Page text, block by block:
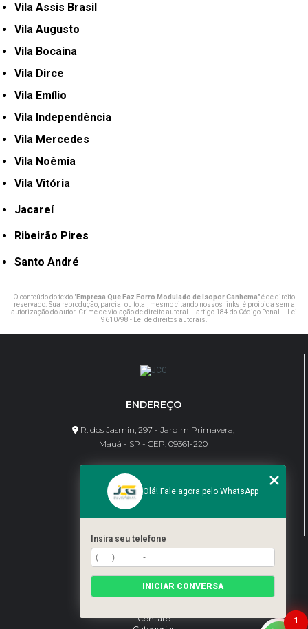
Vila Assis Brasil
Vila Augusto
Vila Bocaina
Vila Dirce
Vila Emílio
Vila Independência
Vila Mercedes
Vila Noêmia
Vila Vitória
Jacareí
Ribeirão Pires
Santo André
O conteúdo do texto "Empresa Que Faz Forro Modulado de Isopor Canhema" é de direito
reservado. Sua reprodução, parcial ou total, mesmo citando nossos links, é proibida sem a
autorização do autor. Crime de violação de direito autoral – artigo 184 do Código Penal – Lei
9610/98 - Lei de direitos autorais.
ENDEREÇO
R. dos Jasmin, 297 - Jardim Primavera,
Mauá - SP - CEP: 09361-220
CONTATO
(11) 95462-8630
bene@jcgdivisorias.com
Home
Sobre Nós
Serviços
Contato
1
Olá! Fale agora pelo WhatsApp
Insira seu telefone
INICIAR CONVERSA